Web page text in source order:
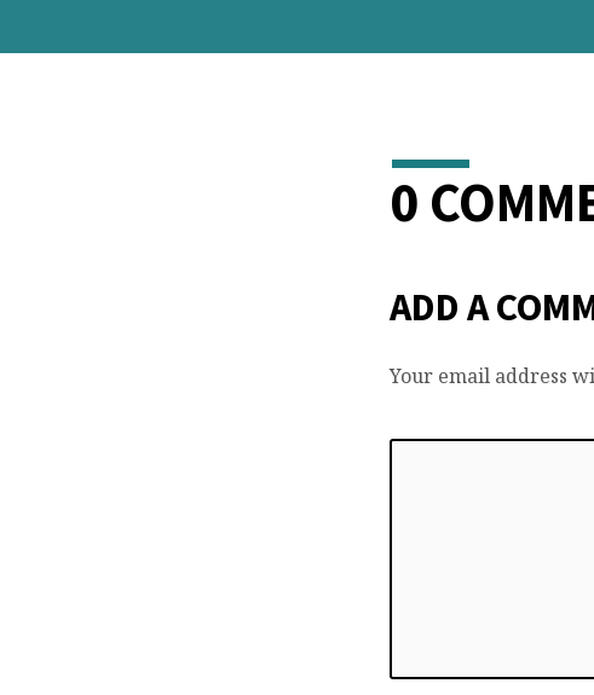
0
ADD A
Your email address